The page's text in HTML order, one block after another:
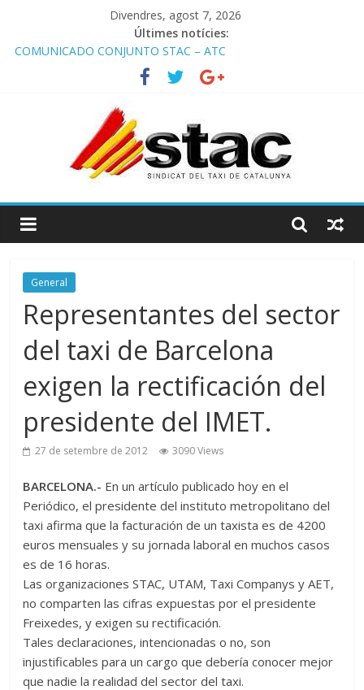
Divendres, agost 7, 2026
Últimes notícies:
COMUNICADO CONJUNTO STAC – ATC
Comunicado STAC/ ATC de la reunión con los Mossos d
‘Esquadra del aeropuerto de Barcelona.
Programa de Radio TAXI LIBRE 29.07.2026 en COOLTURA FM.
STAC/ATC SOLICITAN TAULA TÈCNICA PARA MEJORAR LA
OPERATIVA DE ENTRADA EN EL PUERTO DE BARCELONA.
Programa de Radio TAXI LIBRE 22.07.2026 en COOLTURA FM.
General
Representantes del sector
del taxi de Barcelona
exigen la rectificación del
presidente del IMET.
27 de setembre de 2012 3090 Views
BARCELONA.- En un artículo publicado hoy en el
Periódico, el presidente del instituto metropolitano del
taxi afirma que la facturación de un taxista es de 4200
euros mensuales y su jornada laboral en muchos casos
es de 16 horas.
Las organizaciones STAC, UTAM, Taxi Companys y AET,
no comparten las cifras expuestas por el presidente
Freixedes, y exigen su rectificación.
Tales declaraciones, intencionadas o no, son
injustificables para un cargo que debería conocer mejor
que nadie la realidad del sector del taxi.